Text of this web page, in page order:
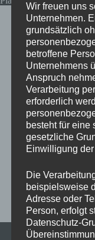
Seit
Wir freuen uns
Unternehmen.
grundsätzlich
betroffene
Unternehmens
Anspruch
Verarbeitung
erforderlich
besteht für eine
gesetzliche
Einwilligung
Die
beispielsweise
Adresse oder
Person, erfolgt
Datenschutz-